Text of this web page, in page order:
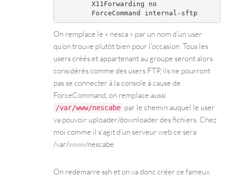
On remplace le « nesca » par un nom d’un user
qu’on trouve plutôt bien pour l’occasion. Tous les
users créés et appartenant au groupe seront alors
considérés comme des users FTP, ils ne pourront
pas se connecter à la console à cause de
ForceCommand, on remplace aussi
/var/www/nescabe par le chemin auquel le user
va pouvoir uploader/downloader des fichiers. Chez
moi comme il s’agit d’un serveur web ce sera
/var/www/nescabe
On redémarre ssh et on va donc créer ce fameux